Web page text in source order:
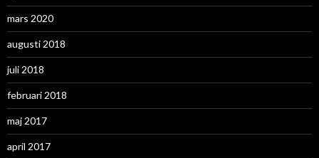
mars 2020
augusti 2018
juli 2018
februari 2018
maj 2017
april 2017